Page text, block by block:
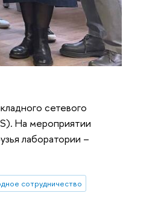
сетевого
На мероприятии
лаборатории –
сотрудничество